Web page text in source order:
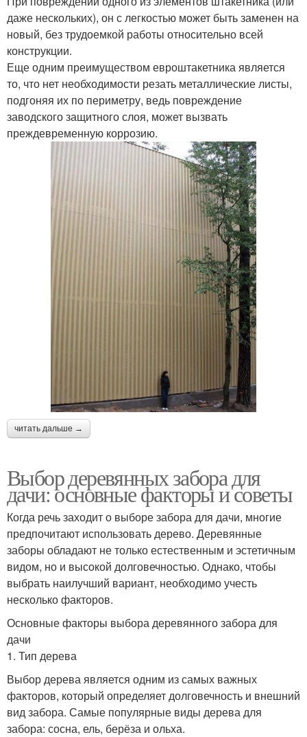
даже нескольких), он с легкостью может быть заменен на
новый, без трудоемкой работы относительно всей
конструкции.
Еще одним преимуществом евроштакетника является
то, что нет необходимости резать металлические листы,
подгоняя их по периметру, ведь повреждение
заводского защитного слоя, может вызвать
преждевременную коррозию.
читать дальше →
Выбор деревянных забора для
дачи: основные факторы и советы
Когда речь заходит о выборе забора для дачи, многие
предпочитают использовать дерево. Деревянные
заборы обладают не только естественным и эстетичным
видом, но и высокой долговечностью. Однако, чтобы
выбрать наилучший вариант, необходимо учесть
несколько факторов.
Основные факторы выбора деревянного забора для
дачи
1. Тип дерева
Выбор дерева является одним из самых важных
факторов, который определяет долговечность и внешний
вид забора. Самые популярные виды дерева для
забора: сосна, ель, берёза и ольха.